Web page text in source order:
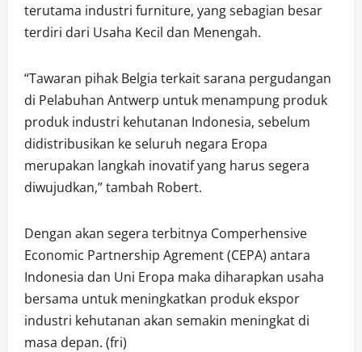
terutama industri furniture, yang sebagian besar
terdiri dari Usaha Kecil dan Menengah.
“Tawaran pihak Belgia terkait sarana pergudangan
di Pelabuhan Antwerp untuk menampung produk
produk industri kehutanan Indonesia, sebelum
didistribusikan ke seluruh negara Eropa
merupakan langkah inovatif yang harus segera
diwujudkan,” tambah Robert.
Dengan akan segera terbitnya Comperhensive
Economic Partnership Agrement (CEPA) antara
Indonesia dan Uni Eropa maka diharapkan usaha
bersama untuk meningkatkan produk ekspor
industri kehutanan akan semakin meningkat di
masa depan. (fri)